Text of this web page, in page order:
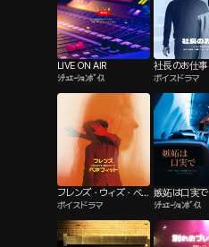
LIVE ON AIR
ｼﾁｭｴｰｼｮﾝﾎﾞｲｽ
社長のお仕事
ボイスドラマ
フレンズ・ウィズ・ベネ
フィット
ボイスドラマ
嫉妬は口実で
ｼﾁｭｴｰｼｮﾝﾎﾞｲｽ